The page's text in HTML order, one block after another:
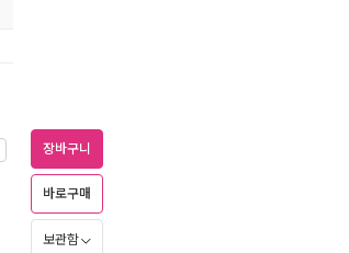
장바구니
바로구매
보관함